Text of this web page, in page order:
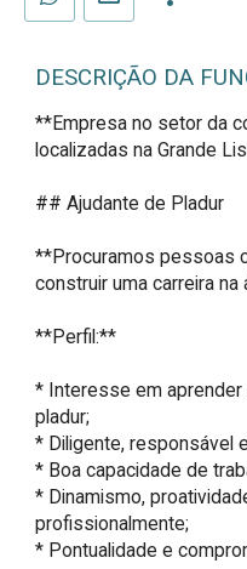
DESCRIÇÃO DA
**Empresa no setor da
localizadas na Grande
## Ajudante de Pladur
**Procuramos pessoas
construir uma carreira na
**Perfil:**
* Interesse em
pladur;
* Diligente, responsável
* Boa capacidade de
* Dinamismo,
profissionalmente;
* Pontualidade e